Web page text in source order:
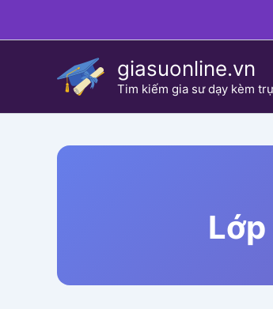
giasuonline.vn
Tim kiếm gia sư dạy kèm